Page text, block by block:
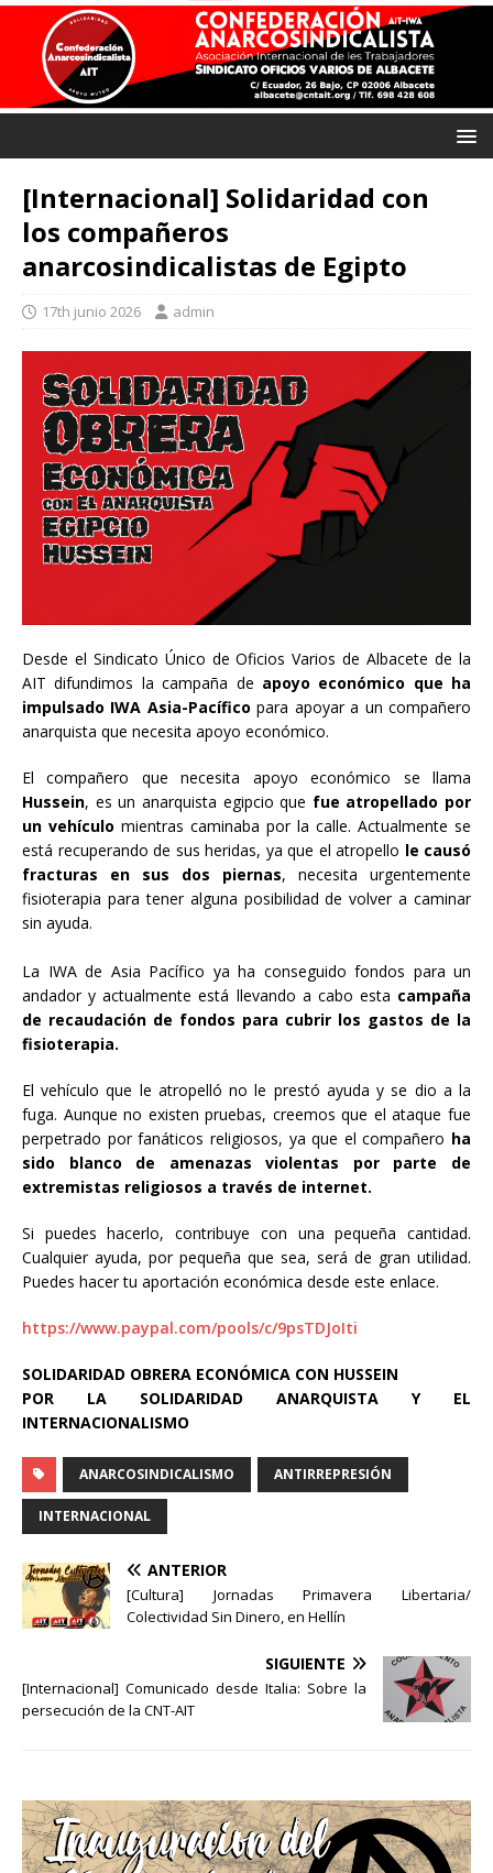
[Internacional] Solidaridad con
los compañeros
anarcosindicalistas de Egipto
17th junio 2026 admin
Desde el Sindicato Único de Oficios Varios de Albacete de la
AIT difundimos la campaña de apoyo económico que ha
impulsado IWA Asia-Pacífico para apoyar a un compañero
anarquista que necesita apoyo económico.
El compañero que necesita apoyo económico se llama
Hussein, es un anarquista egipcio que fue atropellado por
un vehículo mientras caminaba por la calle. Actualmente se
está recuperando de sus heridas, ya que el atropello le causó
fracturas en sus dos piernas, necesita urgentemente
fisioterapia para tener alguna posibilidad de volver a caminar
sin ayuda.
La IWA de Asia Pacífico ya ha conseguido fondos para un
andador y actualmente está llevando a cabo esta campaña
de recaudación de fondos para cubrir los gastos de la
fisioterapia.
El vehículo que le atropelló no le prestó ayuda y se dio a la
fuga. Aunque no existen pruebas, creemos que el ataque fue
perpetrado por fanáticos religiosos, ya que el compañero ha
sido blanco de amenazas violentas por parte de
extremistas religiosos a través de internet.
Si puedes hacerlo, contribuye con una pequeña cantidad.
Cualquier ayuda, por pequeña que sea, será de gran utilidad.
Puedes hacer tu aportación económica desde este enlace.
https://www.paypal.com/pools/c/9psTDJoIti
SOLIDARIDAD OBRERA ECONÓMICA CON HUSSEIN
POR LA SOLIDARIDAD ANARQUISTA
Y EL
INTERNACIONALISMO
ANARCOSINDICALISMO ANTIRREPRESIÓN
INTERNACIONAL
ANTERIOR
[Cultura] Jornadas Primavera Libertaria/
Colectividad Sin Dinero, en Hellín
SIGUIENTE
[Internacional] Comunicado desde Italia: Sobre la
persecución de la CNT-AIT